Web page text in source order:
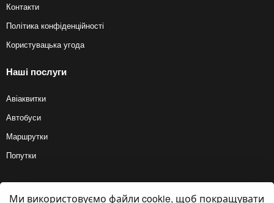
Контакти
Політика конфіденційності
Користувацька угода
Наші послуги
Авіаквитки
Автобуси
Маршрутки
Попутки
© 2012 — 2026, Biletyplus, ООО «Инновэйтив Трэвел Текнолоджиз». Усі
Ми використовуємо файли cookie, щоб покращувати